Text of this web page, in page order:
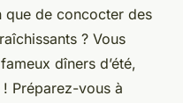
que de concocter des
? Vous
dîners d’été,
Préparez-vous à